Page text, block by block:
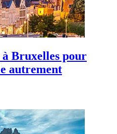
Bruxelles pour
autrement